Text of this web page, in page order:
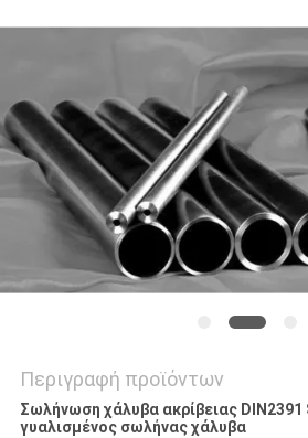
SITEMAP
ΠΟΛΙΤΙΚΉ
ΜΥΣΤΙΚΌΤΗΤΑΣ
Περιγραφή προϊόντων
Σωλήνωση χάλυβα ακρίβειας DIN2391
γυαλισμένος σωλήνας χάλυβα